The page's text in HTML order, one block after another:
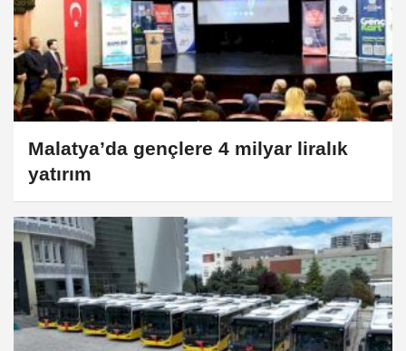
Malatya’da gençlere 4 milyar liralık
yatırım